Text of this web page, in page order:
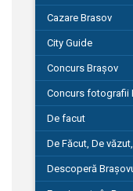
Cazare Brasov
City Guide
Concurs Brașov
Concurs fotografii
De facut
De Făcut, De
Descoperă